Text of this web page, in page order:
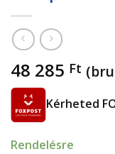
48 285 Ft
Kérheted
Rendelésre